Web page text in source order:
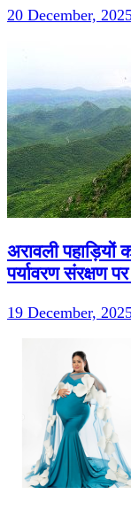
20 December,
अरावली पहाड़ियों
पर्यावरण संरक्षण
19 December,